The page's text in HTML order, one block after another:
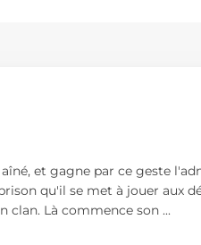
et gagne par ce geste
qu'il se met à jouer aux
clan. Là commence son...